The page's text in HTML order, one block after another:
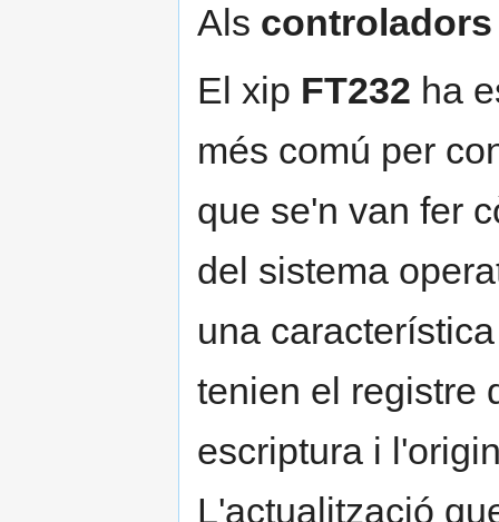
Als controladors
El xip FT232 ha
més comú per
que se'n van fer
del sistema
una
tenien el registre
escriptura i
L'actualització